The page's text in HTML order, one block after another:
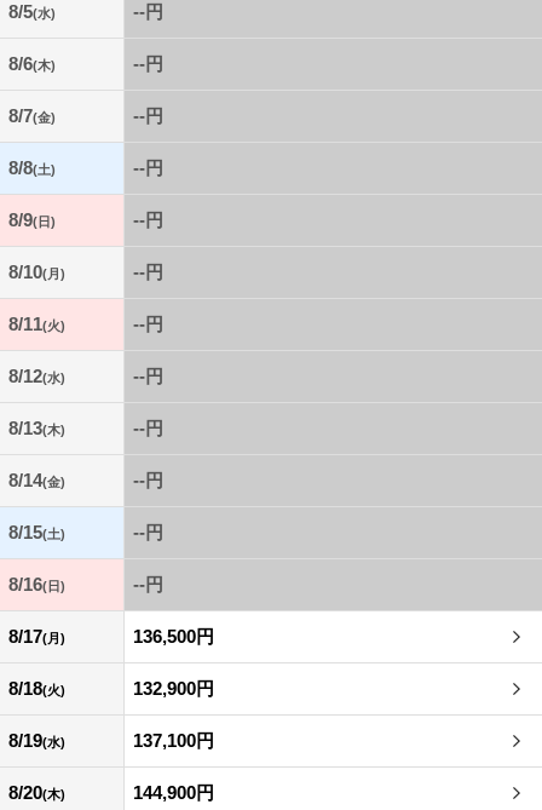
8/5(水) --円
8/6(木) --円
8/7(金) --円
8/8(土) --円
8/9(日) --円
8/10(月) --円
8/11(火) --円
8/12(水) --円
8/13(木) --円
8/14(金) --円
8/15(土) --円
8/16(日) --円
8/17(月) 136,500円
8/18(火) 132,900円
8/19(水) 137,100円
8/20(木) 144,900円